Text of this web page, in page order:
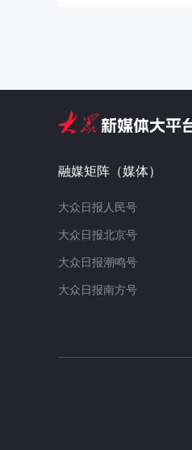
融媒矩阵（媒体）
大众日报人民号
大众日报北京号
大众日报潮鸣号
大众日报南方号